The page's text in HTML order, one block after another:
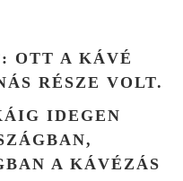
: OTT A KÁVÉ
RÉSZE VOLT.
IDEGEN
A KÁVÉZÁS